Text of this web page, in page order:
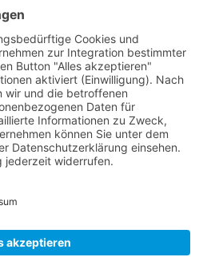
Veränderungsprozess
Deutungen
Frage
bei Konflikten in Familie,